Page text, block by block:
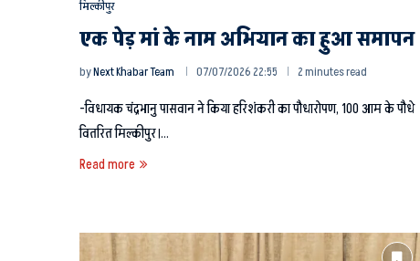
मिल्कीपुर
एक पेड़ मां के नाम अभियान का हुआ समापन
byNext Khabar Team 07/07/2026 22:55 2 minutes read
-विधायक चंद्रभानु पासवान ने किया हरिशंकरी का पौधारोपण, 100 आम के पौधे
वितरित मिल्कीपुर।…
Read more